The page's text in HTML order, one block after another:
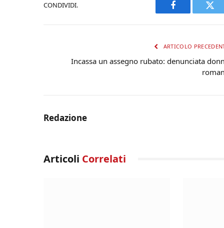
CONDIVIDI.
Facebook
ARTICOLO
Incassa un assegno rubato: denunciata
Redazione
Articoli Correlati